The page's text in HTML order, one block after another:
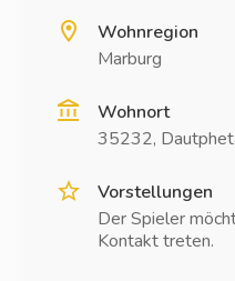
Wohnregion
Marburg
Wohnort
35232,
Vorstellungen
Der Spieler
Kontakt treten.